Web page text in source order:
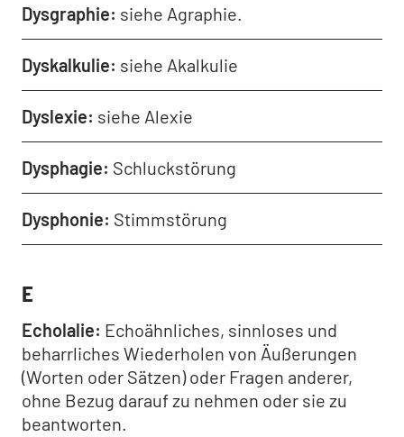
Dysgraphie siehe Agraphie.
Dyskalkulie siehe Akalkulie
Dyslexie siehe Alexie
Dysphagie Schluckstörung
Dysphonie Stimmstörung
E
Echolalie Echoähnliches, sinnloses und
beharrliches Wiederholen von Äußerungen
(Worten oder Sätzen) oder Fragen anderer,
ohne Bezug darauf zu nehmen oder sie zu
beantworten.